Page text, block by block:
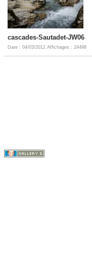
cascades-Sautadet-JW06
Date : 04/03/2012 Affichages : 24498